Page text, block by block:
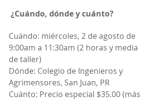
¿Cuándo, dónde y cuánto?
Cuándo: miércoles, 2 de agosto de
9:00am a 11:30am (2 horas y media
de taller)
Dónde: Colegio de Ingenieros y
Agrimensores, San Juan, PR
Cuánto: Precio especial $35.00 (más